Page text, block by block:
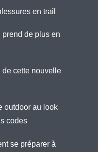
en trail
prend de plus en
cette nouvelle
outdoor au look
codes
se préparer à